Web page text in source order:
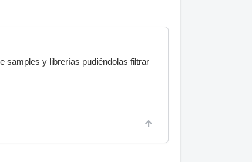
samples y librerías pudiéndolas filtrar